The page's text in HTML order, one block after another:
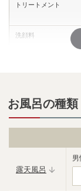
トリートメント
洗顔料
保湿液・乳液
シャワーキャップ
お風呂の種
露天風呂